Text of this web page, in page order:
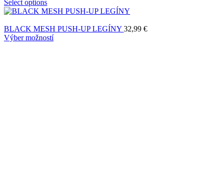
Select options
BLACK MESH PUSH-UP LEGÍNY 32,99 €
Výber možností